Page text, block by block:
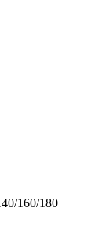
160/180